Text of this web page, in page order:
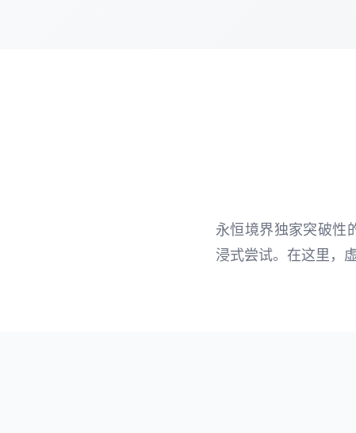
永恒境界独家突破性
浸式尝试。在这里，